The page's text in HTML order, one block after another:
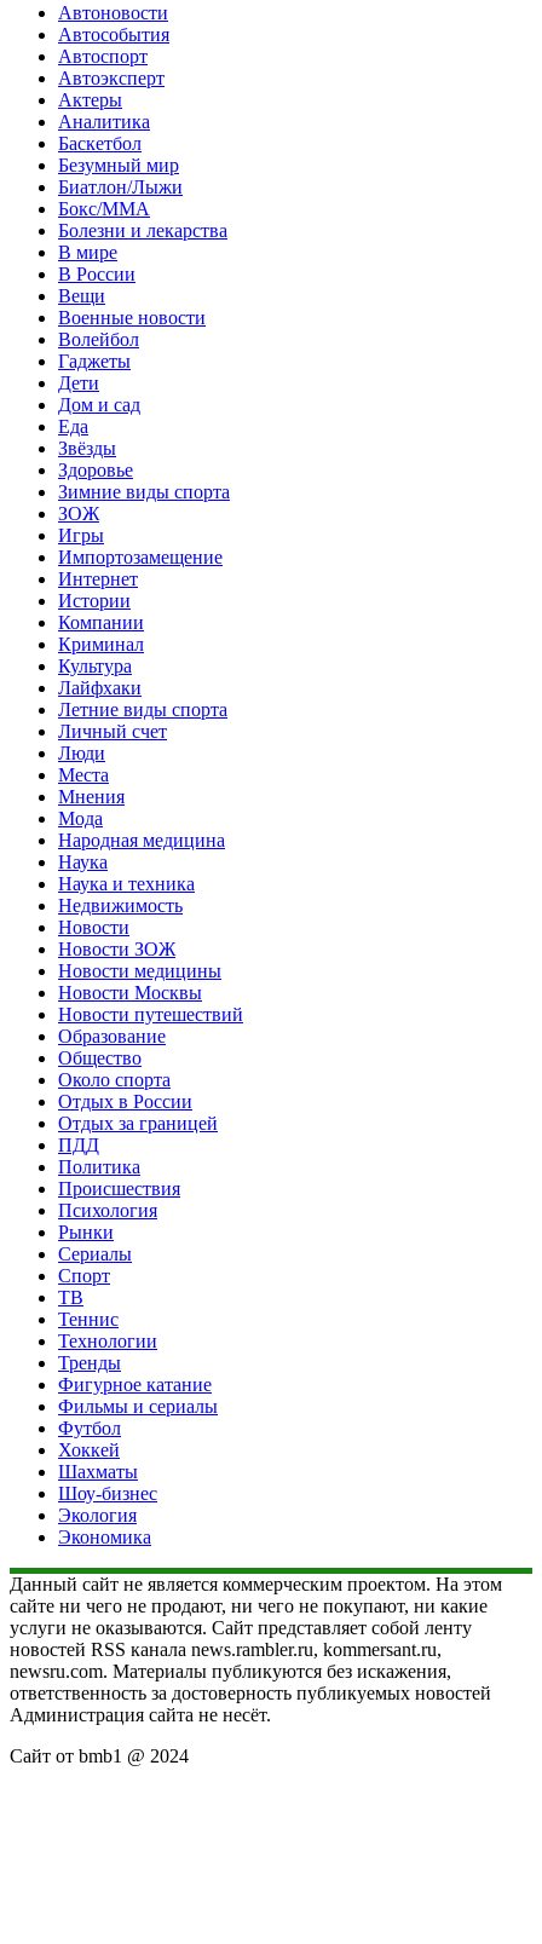
Автоновости
Автособытия
Автоспорт
Автоэксперт
Актеры
Аналитика
Баскетбол
Безумный мир
Биатлон/Лыжи
Бокс/MMA
Болезни и лекарства
В мире
В России
Вещи
Военные новости
Волейбол
Гаджеты
Дети
Дом и сад
Еда
Звёзды
Здоровье
Зимние виды спорта
ЗОЖ
Игры
Импортозамещение
Интернет
Истории
Компании
Криминал
Культура
Лайфхаки
Летние виды спорта
Личный счет
Люди
Места
Мнения
Мода
Народная медицина
Наука
Наука и техника
Недвижимость
Новости
Новости ЗОЖ
Новости медицины
Новости Москвы
Новости путешествий
Образование
Общество
Около спорта
Отдых в России
Отдых за границей
ПДД
Политика
Происшествия
Психология
Рынки
Сериалы
Спорт
ТВ
Теннис
Технологии
Тренды
Фигурное катание
Фильмы и сериалы
Футбол
Хоккей
Шахматы
Шоу-бизнес
Экология
Экономика
Данный сайт не является коммерческим проектом. На этом
сайте ни чего не продают, ни чего не покупают, ни какие
услуги не оказываются. Сайт представляет собой ленту
новостей RSS канала news.rambler.ru, kommersant.ru,
newsru.com. Материалы публикуются без искажения,
ответственность за достоверность публикуемых новостей
Администрация сайта не несёт.
Сайт от bmb1 @ 2024